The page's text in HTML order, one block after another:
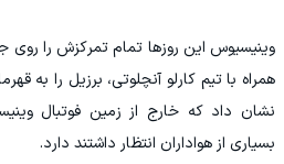
وینیسیوس این روزها تمام تمرکزش را روی
همراه با تیم کارلو آنچلوتی، برزیل را به
نشان داد که خارج از زمین فوتبال
بسیاری از هواداران انتظار داشتند دارد.